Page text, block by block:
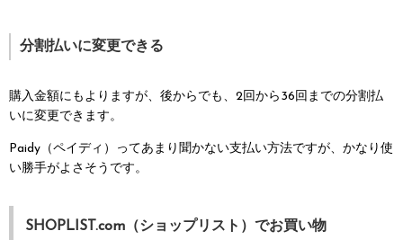
分割払いに変更できる
購入金額にもよりますが、後からでも、2回から36回までの分割払
いに変更できます。
Paidy（ペイディ）ってあまり聞かない支払い方法ですが、かなり使
い勝手がよさそうです。
SHOPLIST.com（ショップリスト）でお買い物